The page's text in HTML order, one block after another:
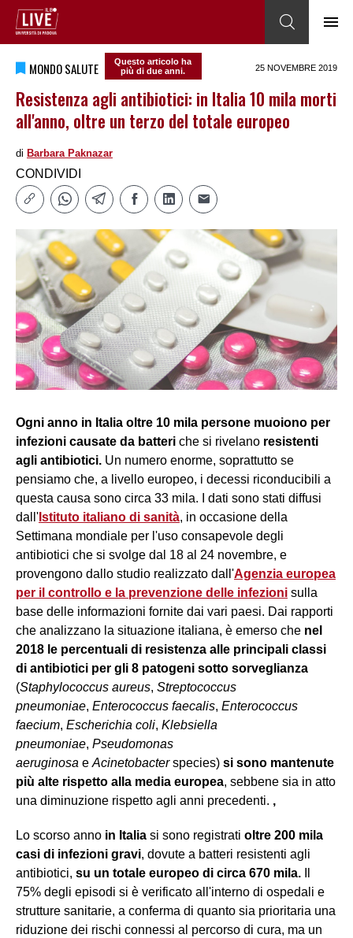
MONDO SALUTE
Questo articolo ha
più di due anni.
25 NOVEMBRE 2019
Resistenza agli antibiotici: in Italia 10 mila morti
all'anno, oltre un terzo del totale europeo
di Barbara Paknazar
CONDIVIDI
Ogni anno in Italia oltre 10 mila persone muoiono per
infezioni causate da batteri che si rivelano resistenti
agli antibiotici. Un numero enorme, soprattutto se
pensiamo che, a livello europeo, i decessi riconducibili a
questa causa sono circa 33 mila. I dati sono stati diffusi
dall' Istituto italiano di sanità, in occasione della
Settimana mondiale per l'uso consapevole degli
antibiotici che si svolge dal 18 al 24 novembre, e
provengono dallo studio realizzato dall'Agenzia europea
per il controllo e la prevenzione delle infezioni sulla
base delle informazioni fornite dai vari paesi. Dai rapporti
che analizzano la situazione italiana, è emerso che nel
2018 le percentuali di resistenza alle principali classi
di antibiotici per gli 8 patogeni sotto sorveglianza
(Staphylococcus aureus, Streptococcus
pneumoniae, Enterococcus faecalis, Enterococcus
faecium, Escherichia coli, Klebsiella
pneumoniae, Pseudomonas
aeruginosa e Acinetobacterspecies) si sono mantenute
più alte rispetto alla media europea, sebbene sia in atto
una diminuzione rispetto agli anni precedenti. ,
Lo scorso anno in Italia si sono registrati oltre 200 mila
casi di infezioni gravi, dovute a batteri resistenti agli
antibiotici, su un totale europeo di circa 670 mila.
75% degli episodi si è verificato all'interno di ospedali e
strutture sanitarie, a conferma di quanto sia prioritaria una
riduzione dei rischi connessi al percorso di cura, ma un